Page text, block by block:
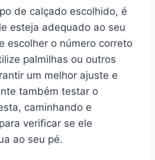
de calçado escolhido, é
esteja adequado ao seu
escolher o número correto
palmilhas ou outros
um melhor ajuste e
também testar o
caminhando e
verificar se ele
ao seu pé.